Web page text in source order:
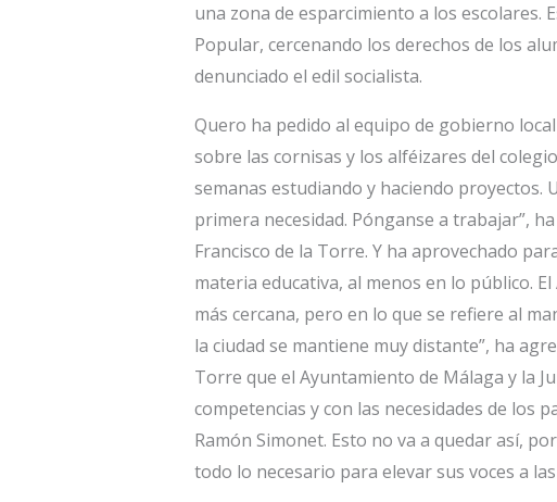
una zona de esparcimiento a los escolares.
Popular, cercenando los derechos de los
denunciado el edil socialista.
Quero ha pedido al equipo de gobierno
sobre las cornisas y los alféizares del
semanas estudiando y haciendo proyectos.
primera necesidad. Pónganse a trabajar”,
Francisco de la Torre. Y ha aprovechado
materia educativa, al menos en lo público.
más cercana, pero en lo que se refiere al
la ciudad se mantiene muy distante”, ha
Torre que el Ayuntamiento de Málaga y la
competencias y con las necesidades de los
Ramón Simonet. Esto no va a quedar así,
todo lo necesario para elevar sus voces a